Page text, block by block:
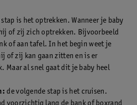
stap is het optrekken. Wanneer je baby
of zij zich optrekken. Bijvoorbeeld
of aan tafel. In het begin weet je
of zij kan gaan zitten en is er
Maar al snel gaat dit je baby heel
de volgende stap is het cruisen.